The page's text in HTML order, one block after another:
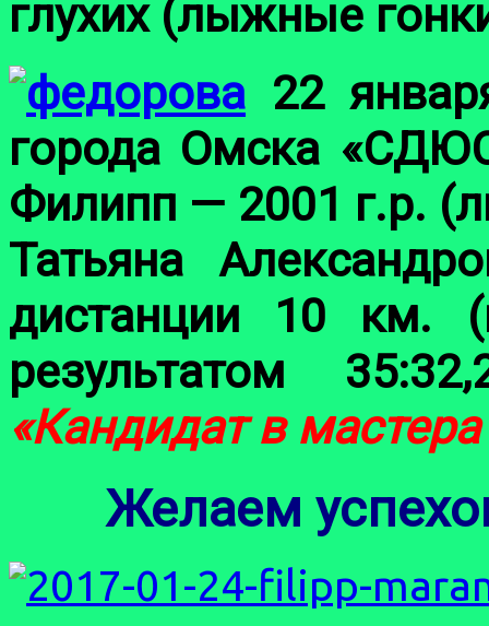
глухих (лыжные
22
города Омска
Филипп — 2001 г.р.
Татьяна
дистанции 10 км.
результатом
«Кандидат в мастера
Желаем